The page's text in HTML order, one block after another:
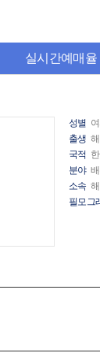
실시간예매율
성별
출생
국적
분야
소속
필모그